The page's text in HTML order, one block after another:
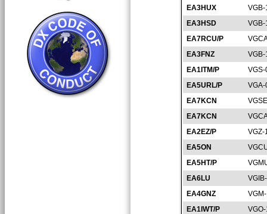
EA3HUX
EA3HSD
EA7RCU/P
EA3FNZ
EA1ITM/P
EA5URL/P
EA7KCN
EA7KCN
EA2EZ/P
VGZ-
EA5ON
EA5HT/P
EA6LU
EA4GNZ
EA1IWT/P